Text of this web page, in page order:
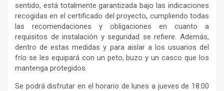
sentido, está totalmente garantizada bajo las indicaciones
recogidas en el certificado del proyecto, cumpliendo todas
las recomendaciones y obligaciones en cuanto a
requisitos de instalación y seguridad se refiere. Además,
dentro de estas medidas y para aislar a los usuarios del
frío se les equipará con un peto, buzo y un casco que los
mantenga protegidos.
Se podrá disfrutar en el horario de lunes a jueves de 18:00